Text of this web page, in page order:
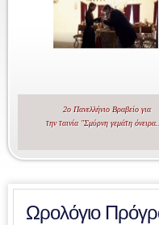
2ο Πανελλήνιο Βραβείο για
την ταινία "Σμύρνη γεμάτη
Ωρολόγιο